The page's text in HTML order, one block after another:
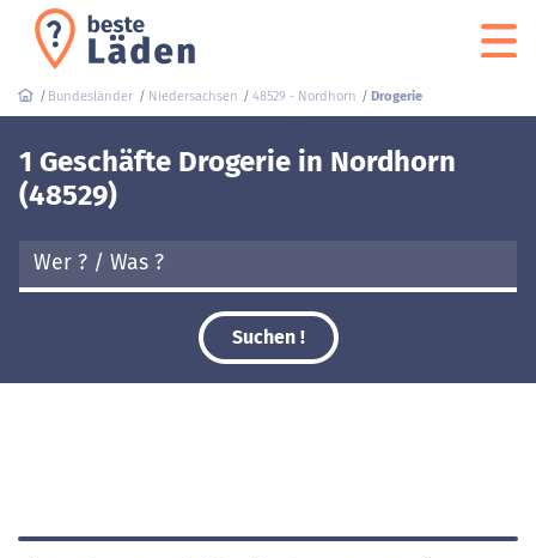
Bundesländer Niedersachsen 48529 - Nordhorn Drogerie
1 Geschäfte Drogerie in Nordhorn
(48529)
Suchen !